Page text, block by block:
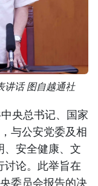
讲话 图自越通社
央总书记、国家
与公安党委及相
、安全健康、文
讨论。此举旨在
委员会报告的决